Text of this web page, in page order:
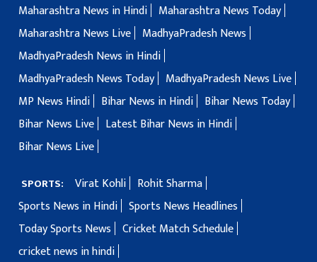
Maharashtra News in Hindi
Maharashtra News Today
Maharashtra News Live
MadhyaPradesh News
MadhyaPradesh News in Hindi
MadhyaPradesh News Today
MadhyaPradesh News Live
MP News Hindi
Bihar News in Hindi
Bihar News Today
Bihar News Live
Latest Bihar News in Hindi
Bihar News Live
SPORTS: Virat Kohli
Rohit Sharma
Sports News in Hindi Sports News Headlines
Today Sports News
Cricket Match Schedule
cricket news in hindi